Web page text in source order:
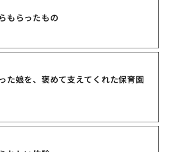
もらったもの
た娘を、褒めて支えてくれた保育園